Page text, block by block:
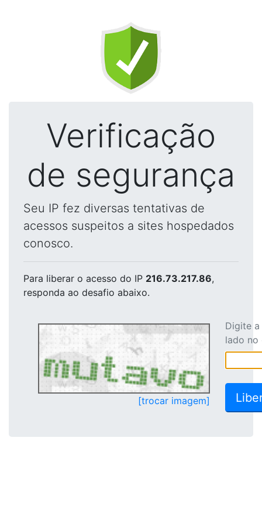
Verificação
de segurança
Seu IP fez diversas tentativas de
acessos suspeitos a sites hospedados
conosco.
Para liberar o acesso do IP 216.73.217.86,
responda ao desafio abaixo.
[trocar imagem]
Digite
lado no